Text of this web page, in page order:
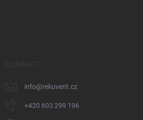
info@rekuvent.cz
+420 603 299 196